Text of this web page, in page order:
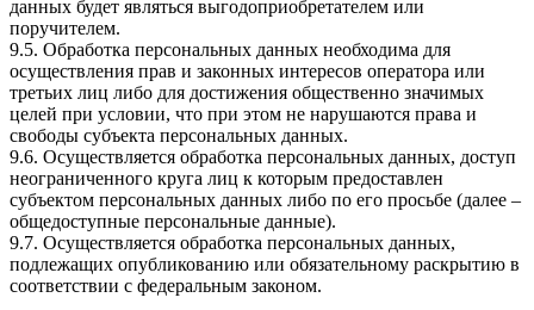
данных будет являться выгодоприобретателем или
поручителем.
9.5. Обработка персональных данных необходима для
осуществления прав и законных интересов оператора или
третьих лиц либо для достижения общественно значимых
целей при условии, что при этом не нарушаются права и
свободы субъекта персональных данных.
9.6. Осуществляется обработка персональных данных, доступ
неограниченного круга лиц к которым предоставлен
субъектом персональных данных либо по его просьбе (далее –
общедоступные персональные данные).
9.7. Осуществляется обработка персональных данных,
подлежащих опубликованию или обязательному раскрытию в
соответствии с федеральным законом.